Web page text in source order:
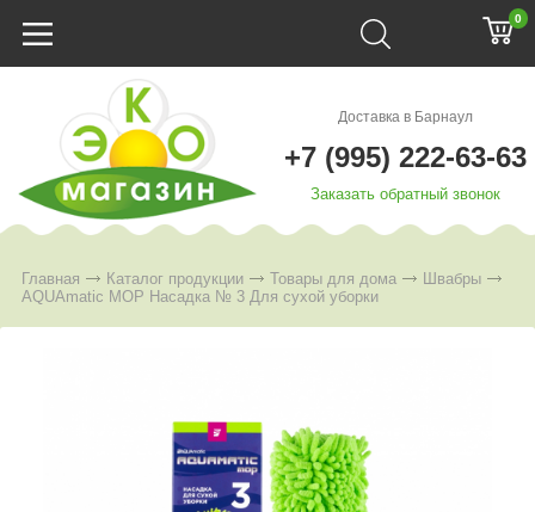
0
Доставка в Барнаул
+7 (995) 222-63-63
Заказать обратный звонок
Главная Каталог продукции Товары для дома
Швабры
AQUAmatic MOP Насадка № 3 Для сухой уборки